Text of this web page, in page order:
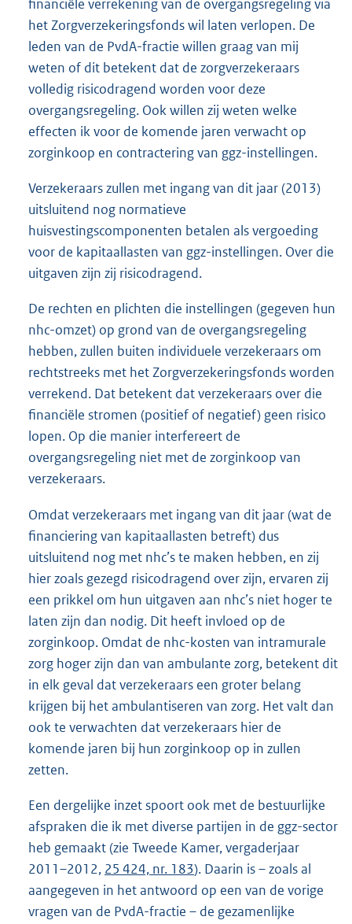
financiële verrekening van de overgangsregeling via
het Zorgverzekeringsfonds wil laten verlopen. De
leden van de PvdA-fractie willen graag van mij
weten of dit betekent dat de zorgverzekeraars
volledig risicodragend worden voor deze
overgangsregeling. Ook willen zij weten welke
effecten ik voor de komende jaren verwacht op
zorginkoop en contractering van ggz-instellingen.
Verzekeraars zullen met ingang van dit jaar (2013)
uitsluitend nog normatieve
huisvestingscomponenten betalen als vergoeding
voor de kapitaallasten van ggz-instellingen. Over die
uitgaven zijn zij risicodragend.
De rechten en plichten die instellingen (gegeven hun
nhc-omzet) op grond van de overgangsregeling
hebben, zullen buiten individuele verzekeraars om
rechtstreeks met het Zorgverzekeringsfonds worden
verrekend. Dat betekent dat verzekeraars over die
financiële stromen (positief of negatief) geen risico
lopen. Op die manier interfereert de
overgangsregeling niet met de zorginkoop van
verzekeraars.
Omdat verzekeraars met ingang van dit jaar (wat de
financiering van kapitaallasten betreft) dus
uitsluitend nog met nhc’s te maken hebben, en zij
hier zoals gezegd risicodragend over zijn, ervaren zij
een prikkel om hun uitgaven aan nhc’s niet hoger te
laten zijn dan nodig. Dit heeft invloed op de
zorginkoop. Omdat de nhc-kosten van intramurale
zorg hoger zijn dan van ambulante zorg, betekent dit
in elk geval dat verzekeraars een groter belang
krijgen bij het ambulantiseren van zorg. Het valt dan
ook te verwachten dat verzekeraars hier de
komende jaren bij hun zorginkoop op in zullen
zetten.
Een dergelijke inzet spoort ook met de bestuurlijke
afspraken die ik met diverse partijen in de ggz-sector
heb gemaakt (zie Tweede Kamer, vergaderjaar
2011–2012, 25 424, nr. 183). Daarin is – zoals al
aangegeven in het antwoord op een van de vorige
vragen van de PvdA-fractie – de gezamenlijke